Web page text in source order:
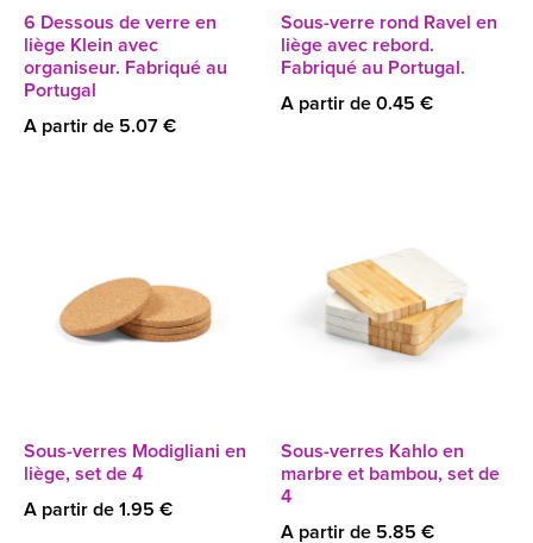
6 Dessous de verre en
liège Klein avec
organiseur. Fabriqué au
Portugal
A partir de 5.07 €
Sous-verre rond Ravel en
liège avec rebord.
Fabriqué au Portugal.
A partir de 0.45 €
Sous-verres Modigliani en
liège, set de 4
A partir de 1.95 €
Sous-verres Kahlo en
marbre et bambou, set de
4
A partir de 5.85 €